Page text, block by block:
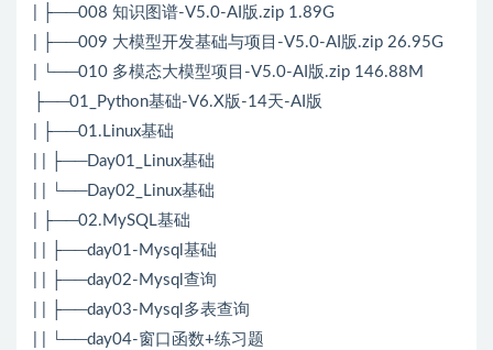
| ├──008 知识图谱-V5.0-AI版.zip 1.89G
| ├──009 大模型开发基础与项目-V5.0-AI版.zip 26.95G
| └──010 多模态大模型项目-V5.0-AI版.zip 146.88M
├──01_Python基础-V6.X版-14天-AI版
| ├──01.Linux基础
| | ├──Day01_Linux基础
| | └──Day02_Linux基础
| ├──02.MySQL基础
| | ├──day01-Mysql基础
| | ├──day02-Mysql查询
| | ├──day03-Mysql多表查询
| | └──day04-窗口函数+练习题